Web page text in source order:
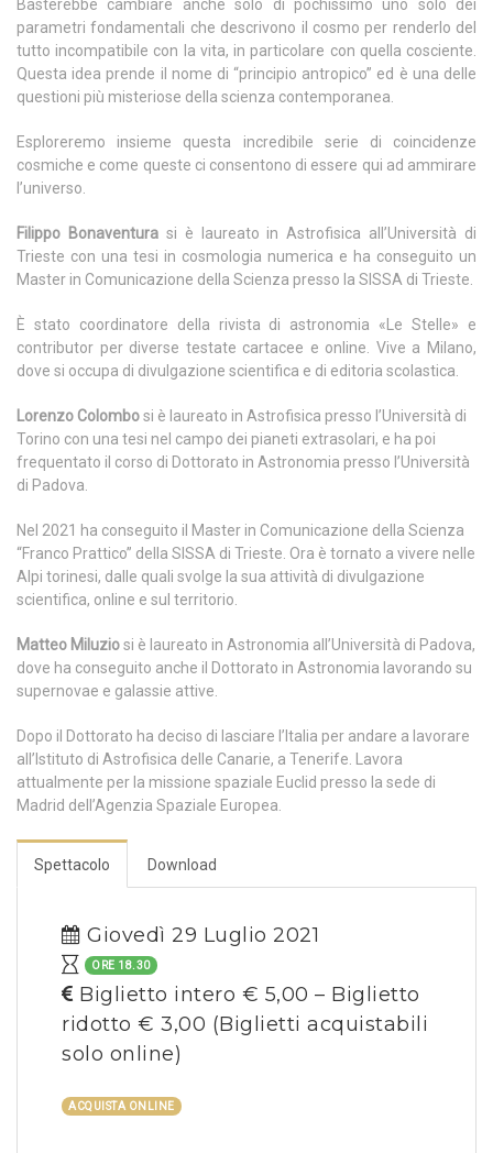
Basterebbe cambiare anche solo di pochissimo uno solo dei
parametri fondamentali che descrivono il cosmo per renderlo del
tutto incompatibile con la vita, in particolare con quella cosciente.
Questa idea prende il nome di “principio antropico” ed è una delle
questioni più misteriose della scienza contemporanea.
Esploreremo insieme questa incredibile serie di coincidenze
cosmiche e come queste ci consentono di essere qui ad ammirare
l’universo.
Filippo Bonaventurasi è laureato in Astrofisica all’Università di
Trieste con una tesi in cosmologia numerica e ha conseguito un
Master in Comunicazione della Scienza presso la SISSA di Trieste.
È stato coordinatore della rivista di astronomia «Le Stelle» e
contributor per diverse testate cartacee e online. Vive a Milano,
dove si occupa di divulgazione scientifica e di editoria scolastica.
Lorenzo Colombosi è laureato in Astrofisica presso l’Università di
Torino con una tesi nel campo dei pianeti extrasolari, e ha poi
frequentato il corso di Dottorato in Astronomia presso l’Università
di Padova.
Nel 2021 ha conseguito il Master in Comunicazione della Scienza
“Franco Prattico” della SISSA di Trieste. Ora è tornato a vivere nelle
Alpi torinesi, dalle quali svolge la sua attività di divulgazione
scientifica, online e sul territorio.
Matteo Miluziosi è laureato in Astronomia all’Università di Padova,
dove ha conseguito anche il Dottorato in Astronomia lavorando su
supernovae e galassie attive.
Dopo il Dottorato ha deciso di lasciare l’Italia per andare a lavorare
all’Istituto di Astrofisica delle Canarie, a Tenerife. Lavora
attualmente per la missione spaziale Euclid presso la sede di
Madrid dell’Agenzia Spaziale Europea.
Spettacolo Download
Giovedì 29 Luglio 2021
ORE 18.30
Biglietto intero € 5,00 – Biglietto
ridotto € 3,00 (Biglietti acquistabili
solo online)
ACQUISTA ONLINE